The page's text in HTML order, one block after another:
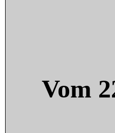
Vom